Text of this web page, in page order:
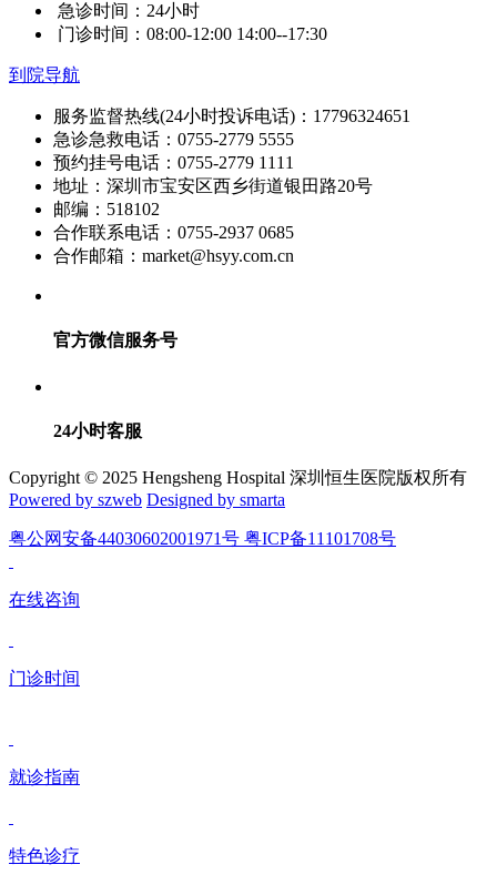
急诊时间：24小时
门诊时间：08:00-12:00 14:00--17:30
到院导航
服务监督热线(24小时投诉电话)：17796324651
急诊急救电话：0755-2779 5555
预约挂号电话：0755-2779 1111
地址：深圳市宝安区西乡街道银田路20号
邮编：518102
合作联系电话：0755-2937 0685
合作邮箱：market@hsyy.com.cn
官方微信服务号
24小时客服
Copyright © 2025 Hengsheng Hospital 深圳恒生医院版权所有
Powered by szweb Designed by smarta
粤公网安备44030602001971号 粤ICP备11101708号
在线咨询
门诊时间
就诊指南
特色诊疗